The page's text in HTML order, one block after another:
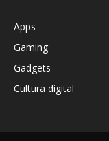
Apps
Gaming
Gadgets
Cultura digital